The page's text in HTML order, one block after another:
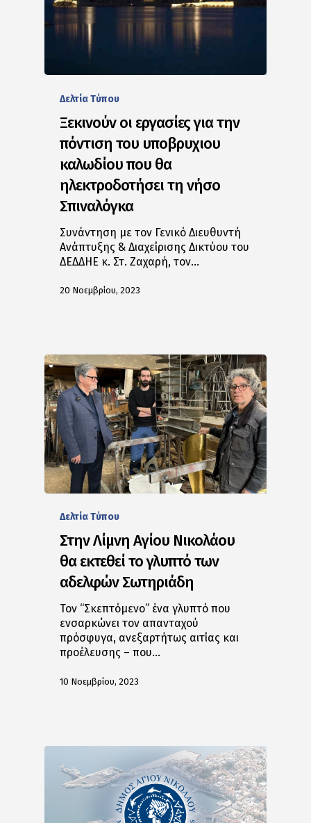
Δελτία Tύπου
Ξεκινούν οι εργασίες για την
πόντιση του υποβρυχιου
καλωδίου που θα
ηλεκτροδοτήσει τη νήσο
Σπιναλόγκα
Συνάντηση με τον Γενικό Διευθυντή
Ανάπτυξης & Διαχείρισης Δικτύου του
ΔΕΔΔΗΕ κ. Στ. Ζαχαρή, τον…
20 Νοεμβρίου, 2023
Δελτία Tύπου
Στην Λίμνη Αγίου Νικολάου
θα εκτεθεί το γλυπτό των
αδελφών Σωτηριάδη
Τον “Σκεπτόμενο” ένα γλυπτό που
ενσαρκώνει τον απανταχού
πρόσφυγα, ανεξαρτήτως αιτίας και
προέλευσης – που…
10 Νοεμβρίου, 2023